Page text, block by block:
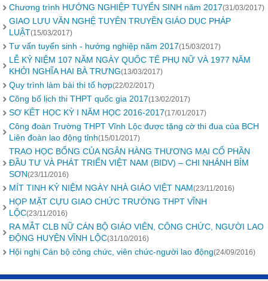
Chương trình HƯỚNG NGHIỆP TUYỂN SINH năm 2017(31/03/2017)
GIAO LƯU VĂN NGHỆ TUYÊN TRUYỀN GIÁO DỤC PHÁP
LUẬT(15/03/2017)
Tư vấn tuyển sinh - hướng nghiệp năm 2017(15/03/2017)
LỄ KỶ NIỆM 107 NĂM NGÀY QUỐC TẾ PHỤ NỮ VÀ 1977 NĂM
KHỞI NGHĨA HAI BÀ TRƯNG(13/03/2017)
Quy trình làm bài thi tổ hợp(22/02/2017)
Công bố lịch thi THPT quốc gia 2017(13/02/2017)
SƠ KẾT HỌC KỲ I NĂM HỌC 2016-2017(17/01/2017)
Công đoàn Trường THPT Vĩnh Lộc được tặng cờ thi đua của BCH
Liên đoàn lao động tỉnh(15/01/2017)
TRAO HỌC BỔNG CỦA NGÂN HÀNG THƯƠNG MẠI CỔ PHẦN
ĐẦU TƯ VÀ PHÁT TRIỂN VIỆT NAM (BIDV) – CHI NHÁNH BỈM
SƠN(23/11/2016)
MÍT TINH KỶ NIỆM NGÀY NHÀ GIÁO VIỆT NAM(23/11/2016)
HỌP MẶT CỰU GIAO CHỨC TRƯỜNG THPT VĨNH
LỘC(23/11/2016)
RA MẮT CLB NỮ CÁN BỘ GIÁO VIÊN, CÔNG CHỨC, NGƯỜI LAO
ĐỘNG HUYỆN VĨNH LỘC(31/10/2016)
Hội nghị Cán bộ công chức, viên chức-người lao động(24/09/2016)